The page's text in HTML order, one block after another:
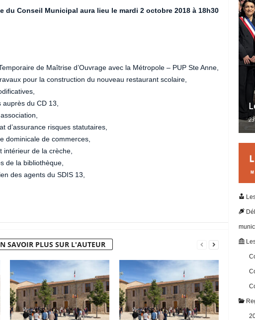
du Conseil Municipal aura lieu le mardi 2 octobre 2018 à 18h30
de Maîtrise d’Ouvrage avec la Métropole – PUP Ste Anne,
pour la construction du nouveau restaurant scolaire,
du CD 13,
d’assurance risques statutaires,
dominicale de commerces,
intérieur de la crèche,
de la bibliothèque,
des agents du SDIS 13,
SAVOIR PLUS SUR L'AUTEUR